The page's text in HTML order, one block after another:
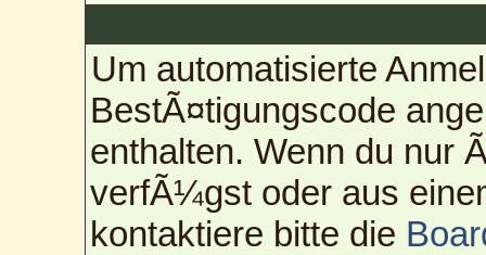
Um automatisierte
BestÃ¤tigungscode
enthalten. Wenn du nur
verfÃ¼gst oder aus
kontaktiere bitte die